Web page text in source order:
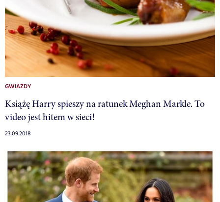
GWIAZDY
Książę Harry spieszy na ratunek Meghan Markle. To
video jest hitem w sieci!
23.09.2018